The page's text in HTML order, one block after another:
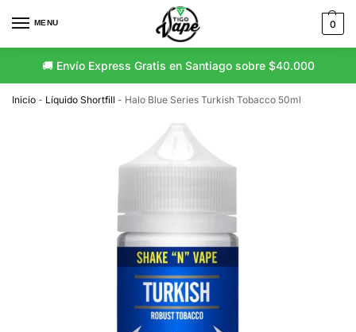
MENU 0
🚚 Envío Express Gratis en Santiago sobre $40.000
Inicio - Líquido Shortfill - Halo Blue Series Turkish Tobacco 50ml